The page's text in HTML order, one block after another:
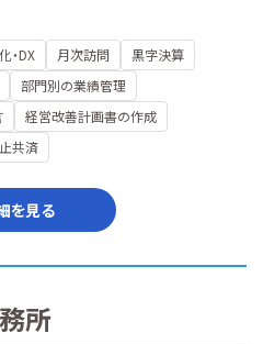
・DX 月次訪問
黒字決算
部門別の業績管理
経営改善計画書の作成
共済
を見る
所